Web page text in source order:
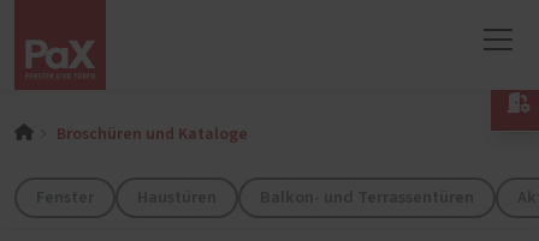
Broschüren und Kataloge
